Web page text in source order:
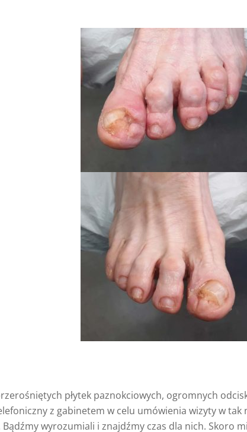
płytek paznokciowych, ogromnych
z gabinetem w celu umówienia wizyty w
wyrozumiali i znajdźmy czas dla nich. Skoro